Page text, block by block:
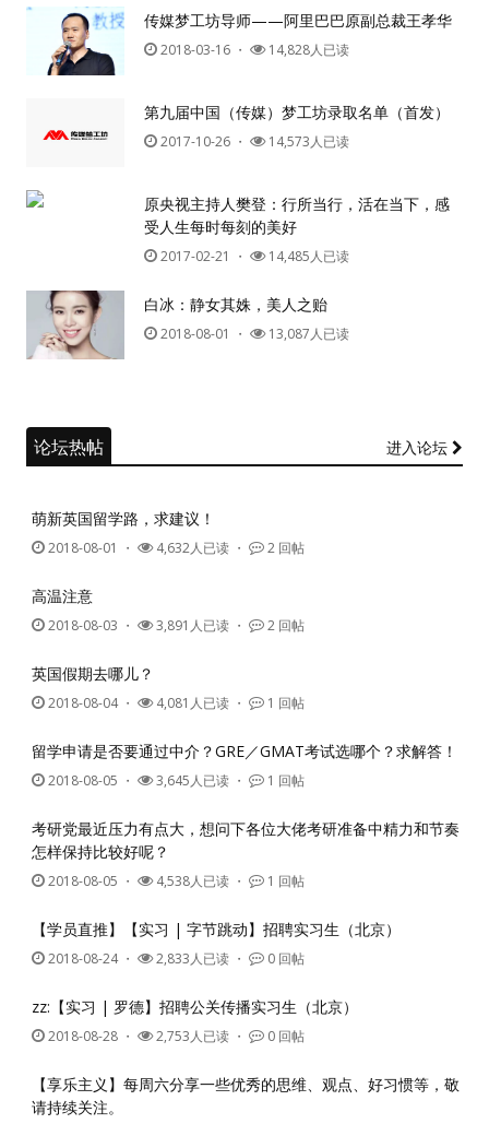
记住我的登录状态
传媒梦工坊导师——阿里巴巴原副总裁王孝华
2018-03-16 ・ 14,828人已读
第九届中国（传媒）梦工坊录取名单（首发）
2017-10-26 ・ 14,573人已读
原央视主持人樊登：行所当行，活在当下，感
受人生每时每刻的美好
2017-02-21 ・ 14,485人已读
白冰：静女其姝，美人之贻
2018-08-01 ・ 13,087人已读
论坛热帖 进入论坛
萌新英国留学路，求建议！
2018-08-01 ・ 4,632人已读 ・ 2 回帖
高温注意
2018-08-03 ・ 3,891人已读 ・ 2 回帖
英国假期去哪儿？
2018-08-04・ 4,081人已读 ・ 1 回帖
留学申请是否要通过中介？GRE／GMAT考试选哪个？求解答！
2018-08-05 ・ 3,645人已读 ・ 1 回帖
考研党最近压力有点大，想问下各位大佬考研准备中精力和节奏
怎样保持比较好呢？
2018-08-05 ・ 4,538人已读 ・ 1 回帖
【学员直推】【实习 | 字节跳动】招聘实习生（北京）
2018-08-24・ 2,833人已读 ・ 0 回帖
zz:【实习 | 罗德】招聘公关传播实习生（北京）
2018-08-28 ・ 2,753人已读 ・ 0 回帖
【享乐主义】每周六分享一些优秀的思维、观点、好习惯等，敬
请持续关注。